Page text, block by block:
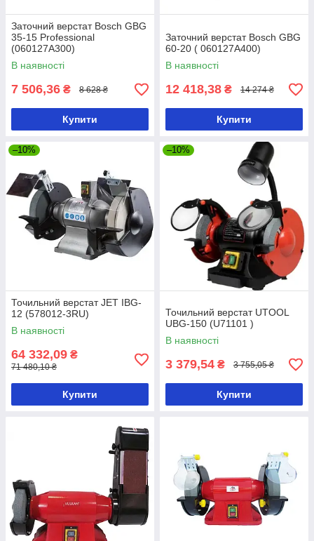
Заточний верстат Bosch GBG
35-15 Professional
(060127A300)
В наявності
7 506,36 ₴ 8 628 ₴
Купити
Заточний верстат Bosch GBG
60-20 ( 060127A400)
В наявності
12 418,38 ₴ 14 274 ₴
Купити
–10%
Точильний верстат JET IBG-
12 (578012-3RU)
В наявності
64 332,09 ₴
71 480,10 ₴
Купити
–10%
Точильний верстат UTOOL
UBG-150 (U71101 )
В наявності
3 379,54 ₴ 3 755,05 ₴
Купити